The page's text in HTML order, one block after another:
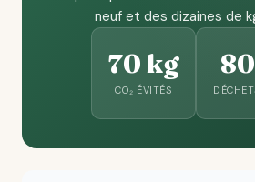
neuf et des dizaines de
70 kg
CO₂ ÉVITÉS